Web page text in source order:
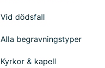
Vid dödsfall
Alla begravningstyper
Kyrkor & kapell